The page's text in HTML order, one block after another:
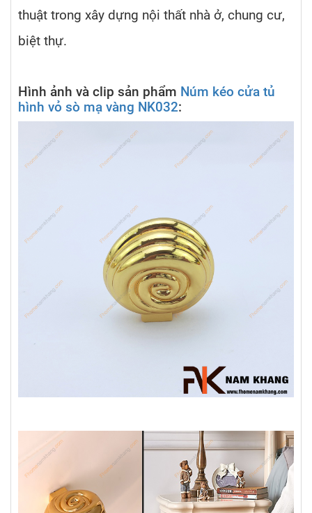
thuật trong xây dựng nội thất nhà ở, chung cư,
biệt thự.
Hình ảnh và clip sản phẩm Núm kéo cửa tủ
hình vỏ sò mạ vàng NK032: